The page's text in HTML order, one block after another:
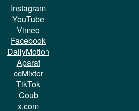
Instagram
YouTube
Vimeo
Facebook
DailyMotion
Aparat
ccMixter
TikTok
Coub
x.com